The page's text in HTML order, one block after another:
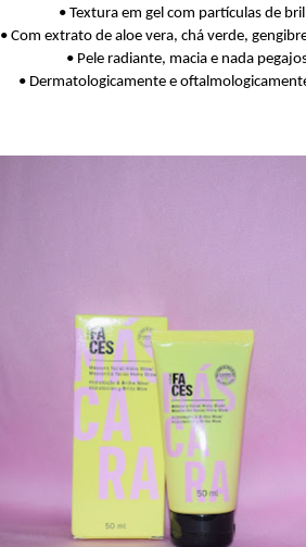
• Textura em gel com partículas de
• Com extrato de aloe vera, chá verde,
• Pele radiante, macia e nada
• Dermatologicamente e